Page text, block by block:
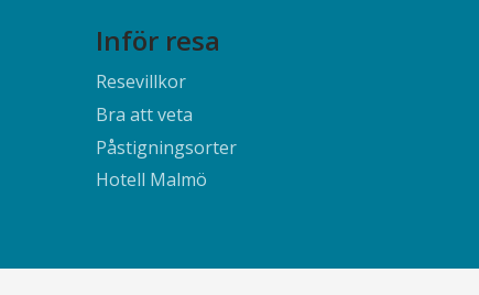
Inför resa
Resevillkor
Bra att veta
Påstigningsorter
Hotell Malmö